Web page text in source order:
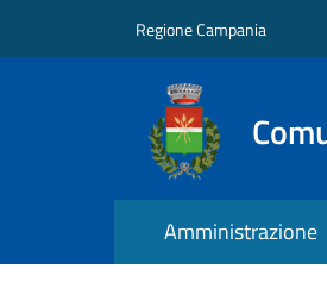
Regione Campania
Amministrazione